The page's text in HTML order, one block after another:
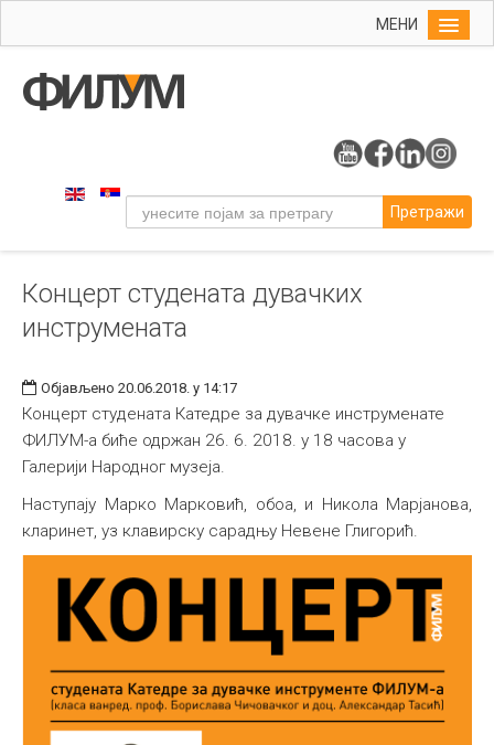
МЕНИ
Упис
Уметност
Музичка уметност
Примењена и ликовна уметност
Издаваштво
Библиотека
Међународна
Претражи
Концерт студената дувачких
инструмената
Објављено 20.06.2018. у 14:17
Концерт студената Катедре за дувачке инструменате
ФИЛУМ-а биће одржан 26. 6. 2018. у 18 часова у
Галерији Народног музеја.
Наступају Марко Марковић, обоа, и Никола Марјановa,
кларинет, уз клавирску сарадњу Невене Глигорић.